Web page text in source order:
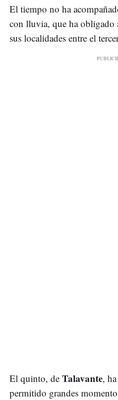
El tiempo no ha
con lluvia, que ha obligado
sus localidades entre el
El quinto, de Talavante,
permitido grandes